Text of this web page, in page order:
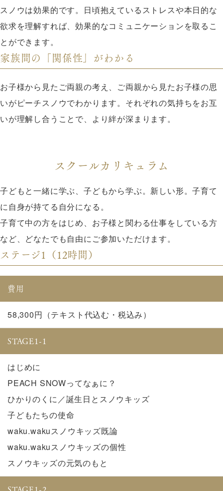
スノウは効果的です。日頃抱えているストレスや本日的な
欲求を理解すれば、効果的なコミュニケーションを取るこ
とができます。
家族間の「関係性」がわかる
お子様から見たご両親の考え、ご両親から見たお子様の思
いがピーチスノウでわかります。それぞれの気持ちをお互
いが理解し合うことで、より絆が深まります。
スクールカリキュラム
子どもと一緒に学ぶ、子どもから学ぶ。新しい形。子育て
に自身が持てる自分になる。
子育て中の方をはじめ、お子様と関わる仕事をしている方
など、どなたでも自由にご参加いただけます。
ステージ1（12時間）
費用
58,300円（テキスト代込む・税込み）
STAGE1-1
はじめに
PEACH SNOWってなぁに？
ひかりのくに／誕生日とスノウキッズ
子どもたちの使命
waku.wakuスノウキッズ既論
waku.wakuスノウキッズの個性
スノウキッズの元気のもと